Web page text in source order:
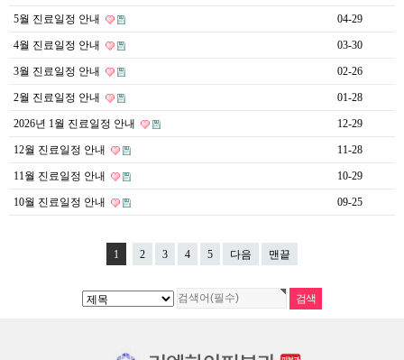
5월 진료일정 안내 04-29
4월 진료일정 안내 03-30
3월 진료일정 안내 02-26
2월 진료일정 안내 01-28
2026년 1월 진료일정 안내 12-29
12월 진료일정 안내 11-28
11월 진료일정 안내 10-29
10월 진료일정 안내 09-25
1 2 3 4 5 다음 맨끝